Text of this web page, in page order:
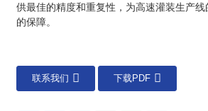
供最佳的精度和重复性，为高速灌装生产线
的保障。
联系我们 下载PDF